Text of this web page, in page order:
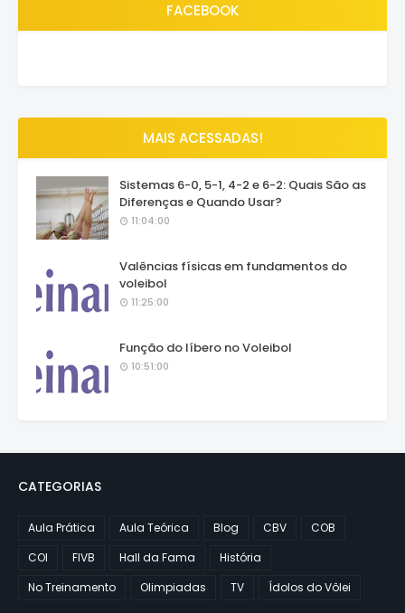
FACEBOOK
MAIS ACESSADAS!
Sistemas 6-0, 5-1, 4-2 e 6-2: Quais São as
Diferenças e Quando Usar?
11:04:00
Valências físicas em fundamentos do
voleibol
11:25:00
Função do líbero no Voleibol
10:51:00
CATEGORIAS
Aula Prática Aula Teórica Blog CBV
COB
COI
FIVB Hall da Fama
História
No Treinamento
Olimpiadas TV Ídolos do Vôlei